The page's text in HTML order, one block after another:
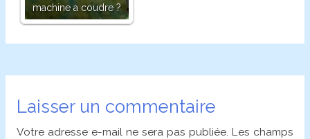
machine a coudre ?
Navigation
l’article
Laisser un commentaire
Votre adresse e-mail ne sera pas publiée. Les champs